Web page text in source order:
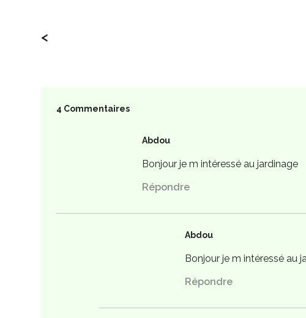
<
4 Commentaires
Abdou
Bonjour je m intéressé au jardinage
Répondre
Abdou
Bonjour je m intéressé au
Répondre